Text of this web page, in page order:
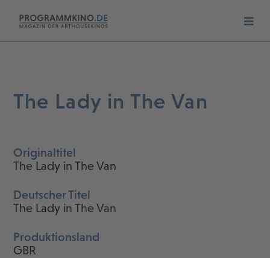
The Lady in The Van
Originaltitel
The Lady in The Van
Deutscher Titel
The Lady in The Van
Produktionsland
GBR